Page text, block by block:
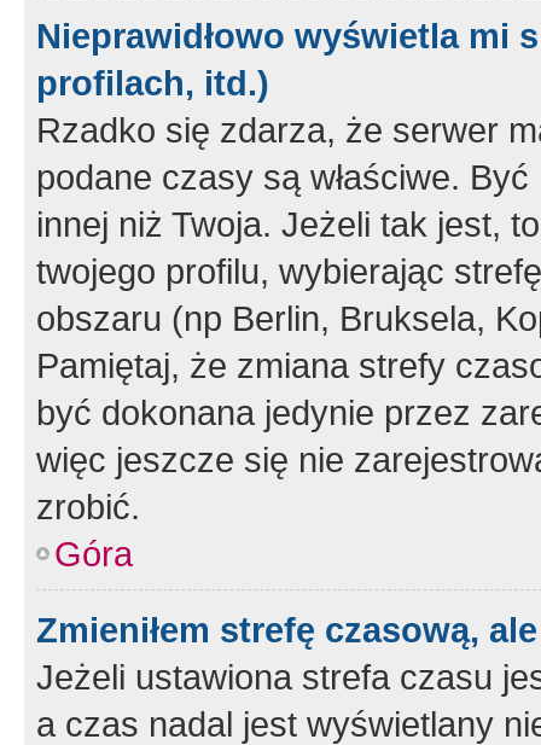
Nieprawidłowo wyświetla mi
profilach, itd.)
Rzadko się zdarza, że serwer
podane czasy są właściwe.
innej niż Twoja. Jeżeli tak jest,
twojego profilu, wybierając
obszaru (np Berlin, Bruksela,
Pamiętaj, że zmiana strefy
być dokonana jedynie przez
więc jeszcze się nie
zrobić.
Góra
Zmieniłem strefę czasową,
Jeżeli ustawiona strefa czasu
a czas nadal jest wyświetlany